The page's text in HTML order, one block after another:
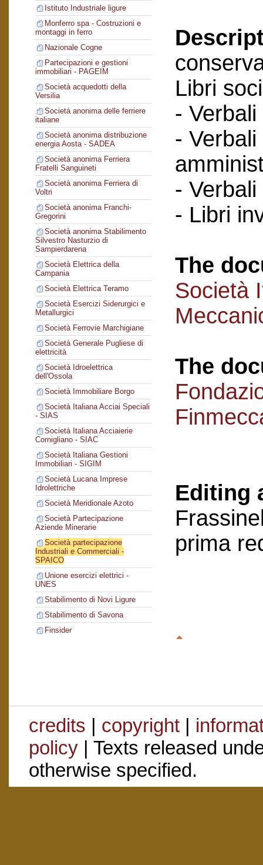
Istituto Industriale ligure
Monferro spa - Costruzioni e
montaggi in ferro
Nazionale Cogne
Partecipazioni e gestioni
immobiliari - PAGEIM
Società acquedotti della
Versilia
Società anonima delle ferriere
italiane
Società anonima distribuzione
energia Aosta - SADEA
Società anonima Ferriera
Fratelli Sanguineti
Società anonima Ferriera di
Voltri
Società anonima Franchi-
Gregorini
Società anonima Stabilimento
Silvestro Nasturzio di
Sampierdarena
Società Elettrica della
Campania
Società Elettrica Teramo
Società Esercizi Siderurgici e
Metallurgici
Società Ferrovie Marchigiane
Società Generale Pugliese di
elettricità
Società Idroelettrica
dell'Ossola
Società Immobiliare Borgo
Società Italiana Acciai Speciali
- SIAS
Società Italiana Acciaierie
Cornigliano - SIAC
Società Italiana Gestioni
Immobiliari - SIGIM
Società Lucana Imprese
Idrolettriche
Società Meridionale Azoto
Società Partecipazione
Aziende Minerarie
Società partecipazione
Industriali e Commerciali -
SPAICO
Unione esercizi elettrici -
UNES
Stabilimento di Novi Ligure
Stabilimento di Savona
Finsider
Libri
-
-
-
- Libri
The
Società
The
Editing
prima
credits | copyright|
policy| Texts released
otherwise specified.